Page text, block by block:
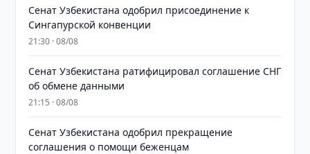
Сенат Узбекистана одобрил присоединение к
Сингапурской конвенции
21:30 · 08/08
Сенат Узбекистана ратифицировал соглашение СНГ
об обмене данными
21:15 · 08/08
Сенат Узбекистана одобрил прекращение
соглашения о помощи беженцам